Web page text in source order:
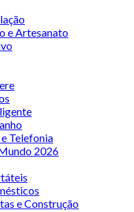
e Artesanato
Telefonia
2026
e Construção